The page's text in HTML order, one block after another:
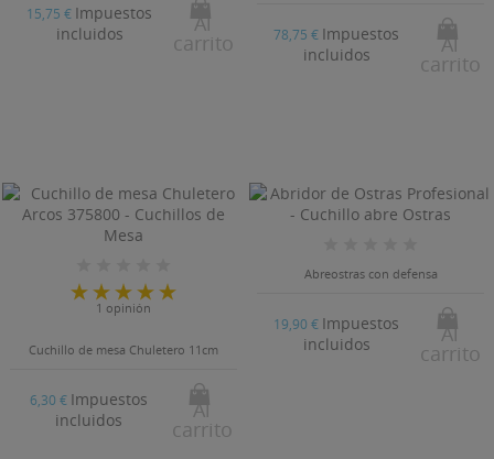
15,75 € Impuestos
incluidos
Al
carrito 78,75 € Impuestos
incluidos
Al
carrito
1 opinión
Cuchillo de mesa Chuletero 11cm
6,30 € Impuestos
incluidos
Al
carrito
Abreostras con defensa
19,90 € Impuestos
incluidos
Al
carrito